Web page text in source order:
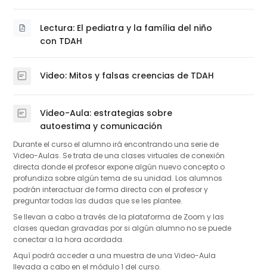
Lectura: El pediatra y la família del niño
con TDAH
Archivo
Video: Mitos y falsas creencias de TDAH
Página
Video-Aula: estrategias sobre
autoestima y comunicación
Página
Durante el curso el alumno irá encontrando una serie de
Video-Aulas. Se trata de una clases virtuales de conexión
directa donde el profesor expone algún nuevo concepto o
profundiza sobre algún tema de su unidad. Los alumnos
podrán interactuar de forma directa con el profesor y
preguntar todas las dudas que se les plantee.
Se llevan a cabo a través de la plataforma de Zoom y las
clases quedan gravadas por si algún alumno no se puede
conectar a la hora acordada.
Aquí podrá acceder a una muestra de una Video-Aula
llevada a cabo en el módulo 1 del curso.